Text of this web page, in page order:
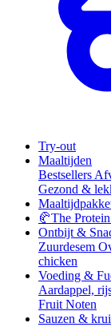
Try-out
Maaltijden
Bestsellers
Gezond &
🥐The
Ontbijt &
Zuurdesem
chicken
Voeding &
Aardappel,
Fruit Noten
Sauzen &